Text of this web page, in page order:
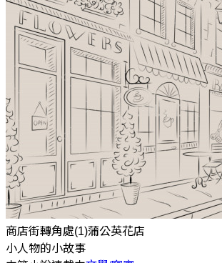
商店街轉角處(1)蒲公英花店
小人物的小故事